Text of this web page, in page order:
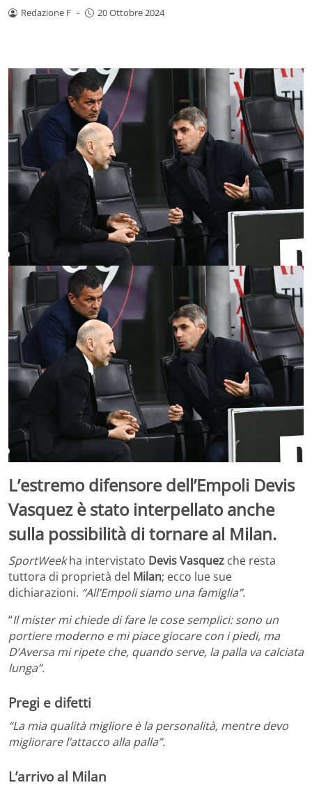
Redazione F - 20 Ottobre 2024
L’estremo difensore dell’Empoli Devis
Vasquez è stato interpellato anche
sulla possibilità di tornare al Milan.
SportWeekha intervistato Devis Vasquez che resta
tuttora di proprietà del Milan; ecco lue sue
dichiarazioni. “All’Empoli siamo una famiglia”.
“Il mister mi chiede di fare le cose semplici: sono un
portiere moderno e mi piace giocare con i piedi, ma
D’Aversa mi ripete che, quando serve, la palla va calciata
lunga”.
Pregi e difetti
“La mia qualità migliore è la personalità, mentre devo
migliorare l’attacco alla palla”.
L’arrivo al Milan